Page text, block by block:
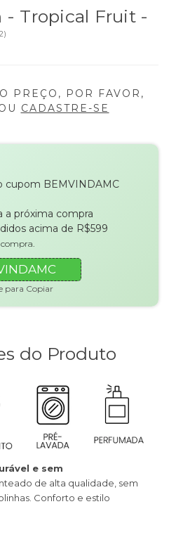
Tropical Fruit -
)
PREÇO, POR FAVOR,
CADASTRE-SE
cupom BEMVINDAMC
a próxima compra
acima de R$599
para Copiar
do Produto
e sem
de alta qualidade, sem
Conforto e estilo